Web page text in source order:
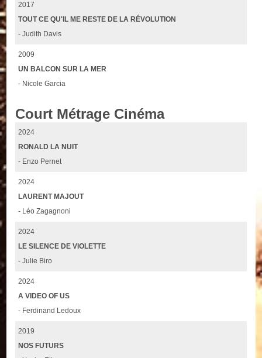
2017
TOUT CE QU'IL ME RESTE DE LA RÉVOLUTION
- Judith Davis
2009
UN BALCON SUR LA MER
- Nicole Garcia
Court Métrage Cinéma
2024
RONALD LA NUIT
- Enzo Pernet
2024
LAURENT MAJOUT
- Léo Zagagnoni
2024
LE SILENCE DE VIOLETTE
- Julie Biro
2024
A VIDEO OF US
- Ferdinand Ledoux
2019
NOS FUTURS